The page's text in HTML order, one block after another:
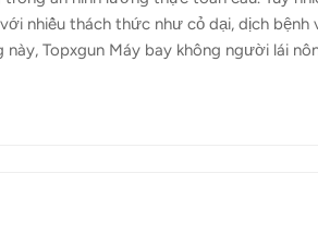
nhiều thách thức như cỏ dại, dịch bệnh
Topxgun Máy bay không người lái
ruộng bậc thang ở Nam Mỹ, lúa là lương
lúa trở nên tối quan trọng. Topxgun